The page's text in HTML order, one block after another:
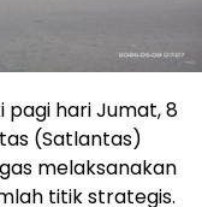
pagi hari Jumat, 8
(Satlantas)
melaksanakan
titik strategis.